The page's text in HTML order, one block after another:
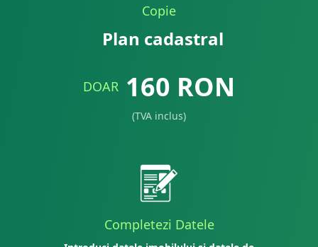
Copie
Plan cadastral
DOAR 160 RON
(TVA inclus)
Completezi Datele